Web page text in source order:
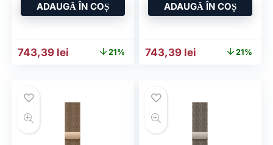
ADAUGĂ ÎN COȘ
Prețul inițial a fost: 940,41 lei.
743,39 lei Prețul curent este: 743,39 lei.
21%
ADAUGĂ ÎN COȘ
Prețul inițial a fost:
743,39 lei Prețul curent
21%